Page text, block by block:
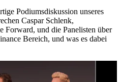
Podiumsdiskussion unseres
Caspar Schlenk,
Forward, und die Panelisten über
Bereich, und was es dabei